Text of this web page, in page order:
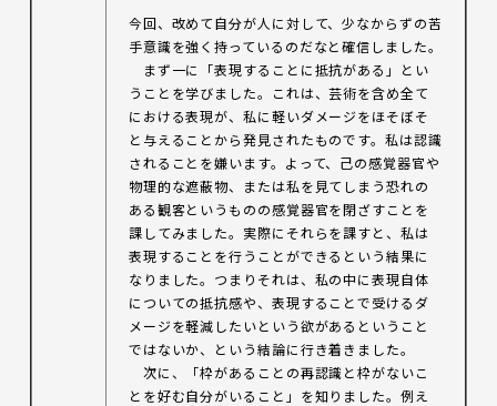
今回、改めて自分が人に対して、少なからずの苦
手意識を強く持っているのだなと確信しました。
まず一に「表現することに抵抗がある」とい
うことを学びました。これは、芸術を含め全て
における表現が、私に軽いダメージをほそぼそ
と与えることから発見されたものです。私は認識
されることを嫌います。よって、己の感覚器官や
物理的な遮蔽物、または私を見てしまう恐れの
ある観客というものの感覚器官を閉ざすことを
課してみました。実際にそれらを課すと、私は
表現することを行うことができるという結果に
なりました。つまりそれは、私の中に表現自体
についての抵抗感や、表現することで受けるダ
メージを軽減したいという欲があるということ
ではないか、という結論に行き着きました。
次に、「枠があることの再認識と枠がないこ
とを好む自分がいること」を知りました。例え